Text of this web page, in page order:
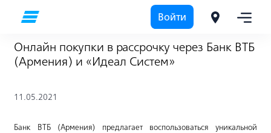
Войти
Онлайн покупки в рассрочку через Банк ВТБ
(Армения) и «Идеал Систем»
11.05.2021
Банк ВТБ (Армения) предлагает воспользоваться уникальной